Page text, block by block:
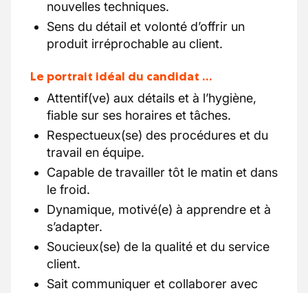
nouvelles techniques.
Sens du détail et volonté d’offrir un
produit irréprochable au client.
Le portrait idéal du candidat …
Attentif(ve) aux détails et à l’hygiène,
fiable sur ses horaires et tâches.
Respectueux(se) des procédures et du
travail en équipe.
Capable de travailler tôt le matin et dans
le froid.
Dynamique, motivé(e) à apprendre et à
s’adapter.
Soucieux(se) de la qualité et du service
client.
Sait communiquer et collaborer avec